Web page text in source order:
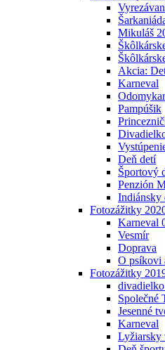
Mikuláš
Akcia:
Karneval
Pampúšik
Deň detí
Športový
Penzión
Indiánsky
Fotozážitky
Karneval
Vesmír
Doprava
O psíkovi
Fotozážitky
Společné
Jesenné
Karneval
Lyžiarsky